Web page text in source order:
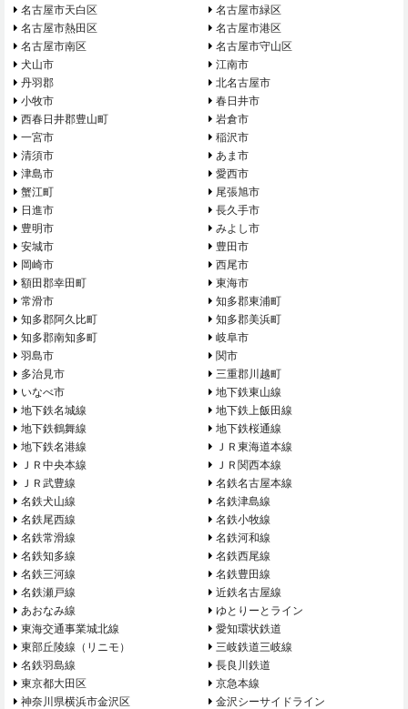
名古屋市天白区
名古屋市緑区
名古屋市熱田区
名古屋市港区
名古屋市南区
名古屋市守山区
犬山市
江南市
丹羽郡
北名古屋市
小牧市
春日井市
西春日井郡豊山町
岩倉市
一宮市
稲沢市
清須市
あま市
津島市
愛西市
蟹江町
尾張旭市
日進市
長久手市
豊明市
みよし市
安城市
豊田市
岡崎市
西尾市
額田郡幸田町
東海市
常滑市
知多郡東浦町
知多郡阿久比町
知多郡美浜町
知多郡南知多町
岐阜市
羽島市
関市
多治見市
三重郡川越町
いなべ市
地下鉄東山線
地下鉄名城線
地下鉄上飯田線
地下鉄鶴舞線
地下鉄桜通線
地下鉄名港線
ＪＲ東海道本線
ＪＲ中央本線
ＪＲ関西本線
ＪＲ武豊線
名鉄名古屋本線
名鉄犬山線
名鉄津島線
名鉄尾西線
名鉄小牧線
名鉄常滑線
名鉄河和線
名鉄知多線
名鉄西尾線
名鉄三河線
名鉄豊田線
名鉄瀬戸線
近鉄名古屋線
あおなみ線
ゆとりーとライン
東海交通事業城北線
愛知環状鉄道
東部丘陵線（リニモ）
三岐鉄道三岐線
名鉄羽島線
長良川鉄道
東京都大田区
京急本線
神奈川県横浜市金沢区
金沢シーサイドライン